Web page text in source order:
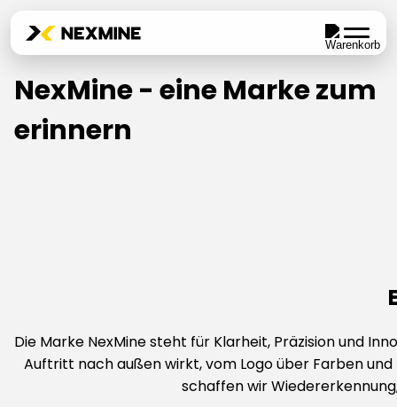
NexMine - eine Marke zum
erinnern
Die Marke NexMine steht für Klarheit, Präzision und
Auftritt nach außen wirkt, vom Logo über Farben
schaffen wir